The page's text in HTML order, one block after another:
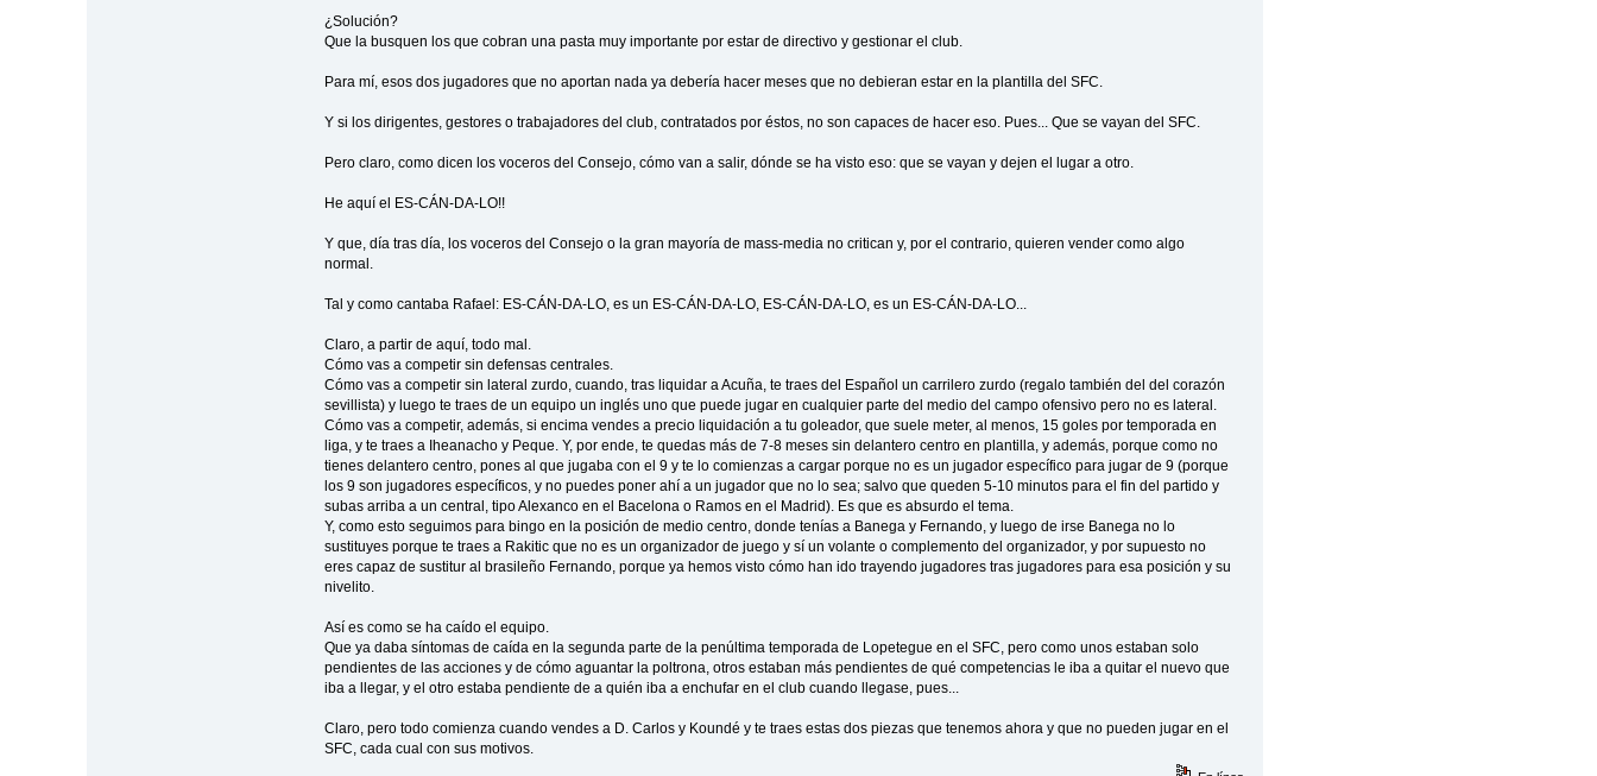
¿Solución?
Que la busquen los que cobran una pasta muy importante por estar de directivo y gestionar el club.
Para mí, esos dos jugadores que no aportan nada ya debería hacer meses que no debieran estar en la plantilla del SFC.
Y si los dirigentes, gestores o trabajadores del club, contratados por éstos, no son capaces de hacer eso. Pues... Que se vayan del SFC.
Pero claro, como dicen los voceros del Consejo, cómo van a salir, dónde se ha visto eso: que se vayan y dejen el lugar a otro.
He aquí el ES-CÁN-DA-LO!!
Y que, día tras día, los voceros del Consejo o la gran mayoría de mass-media no critican y, por el contrario, quieren vender como algo
normal.
Tal y como cantaba Rafael: ES-CÁN-DA-LO, es un ES-CÁN-DA-LO, ES-CÁN-DA-LO, es un ES-CÁN-DA-LO...
Claro, a partir de aquí, todo mal.
Cómo vas a competir sin defensas centrales.
Cómo vas a competir sin lateral zurdo, cuando, tras liquidar a Acuña, te traes del Español un carrilero zurdo (regalo también del del corazón
sevillista) y luego te traes de un equipo un inglés uno que puede jugar en cualquier parte del medio del campo ofensivo pero no es lateral.
Cómo vas a competir, además, si encima vendes a precio liquidación a tu goleador, que suele meter, al menos, 15 goles por temporada en
liga, y te traes a Iheanacho y Peque. Y, por ende, te quedas más de 7-8 meses sin delantero centro en plantilla, y además, porque como no
tienes delantero centro, pones al que jugaba con el 9 y te lo comienzas a cargar porque no es un jugador específico para jugar de 9 (porque
los 9 son jugadores específicos, y no puedes poner ahí a un jugador que no lo sea; salvo que queden 5-10 minutos para el fin del partido y
subas arriba a un central, tipo Alexanco en el Bacelona o Ramos en el Madrid). Es que es absurdo el tema.
Y, como esto seguimos para bingo en la posición de medio centro, donde tenías a Banega y Fernando, y luego de irse Banega no lo
sustituyes porque te traes a Rakitic que no es un organizador de juego y sí un volante o complemento del organizador, y por supuesto no
eres capaz de sustitur al brasileño Fernando, porque ya hemos visto cómo han ido trayendo jugadores tras jugadores para esa posición y su
nivelito.
Así es como se ha caído el equipo.
Que ya daba síntomas de caída en la segunda parte de la penúltima temporada de Lopetegue en el SFC, pero como unos estaban solo
pendientes de las acciones y de cómo aguantar la poltrona, otros estaban más pendientes de qué competencias le iba a quitar el nuevo que
iba a llegar, y el otro estaba pendiente de a quién iba a enchufar en el club cuando llegase, pues...
Claro, pero todo comienza cuando vendes a D. Carlos y Koundé y te traes estas dos piezas que tenemos ahora y que no pueden jugar en el
SFC, cada cual con sus motivos.